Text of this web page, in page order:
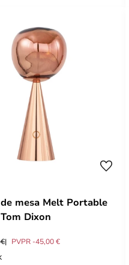
mesa Melt Portable
Dixon
PVPR -45,00 €